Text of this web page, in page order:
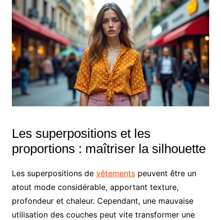
Les superpositions et les
proportions : maîtriser la silhouette
Les superpositions de vêtementspeuvent être un
atout mode considérable, apportant texture,
profondeur et chaleur. Cependant, une mauvaise
utilisation des couches peut vite transformer une